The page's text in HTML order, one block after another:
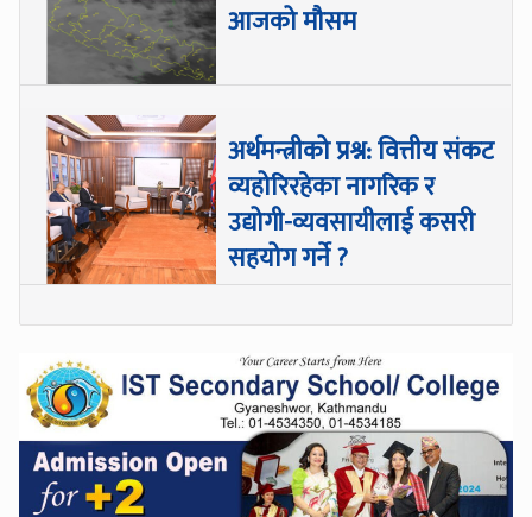
आजको मौसम
अर्थमन्त्रीको प्रश्न: वित्तीय संकट
व्यहोरिरहेका नागरिक र
उद्योगी-व्यवसायीलाई कसरी
सहयोग गर्ने ?